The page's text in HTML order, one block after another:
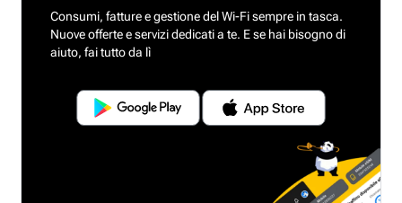
Consumi, fatture e gestione del Wi-Fi sempre in tasca.
Nuove offerte e servizi dedicati a te. E se hai bisogno di
aiuto, fai tutto da lì